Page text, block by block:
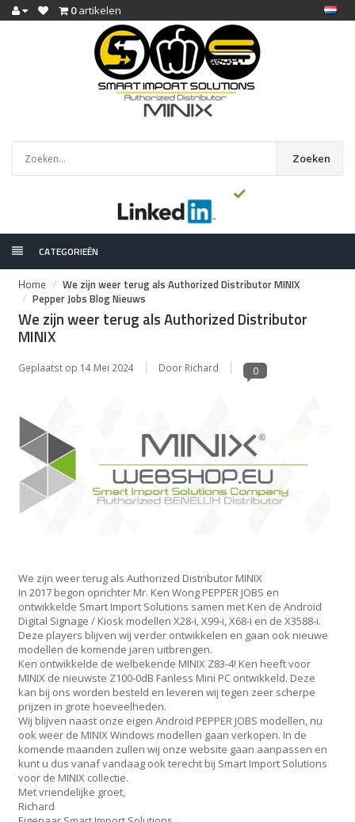
0artikelen
Zoeken
CATEGORIEËN
Home
We zijn weer terug als Authorized Distributor MINIX
Pepper Jobs Blog Nieuws
We zijn weer terug als Authorized Distributor
MINIX
Geplaatst op 14 Mei 2024 Door Richard 0
We zijn weer terug als Authorized Distributor MINIX
In 2017 begon oprichter Mr. Ken Wong PEPPER JOBS en
ontwikkelde Smart Import Solutions samen met Ken de Android
Digital Signage / Kiosk modellen X28-i, X99-i, X68-i en de X3588-i.
Deze players blijven wij verder ontwikkelen en gaan ook nieuwe
modellen de komende jaren uitbrengen.
Ken ontwikkelde de welbekende MINIX Z83-4! Ken heeft voor
MINIX de nieuwste Z100-0dB Fanless Mini PC ontwikkeld. Deze
kan bij ons worden besteld en leveren wij tegen zeer scherpe
prijzen in grote hoeveelheden.
Wij blijven naast onze eigen Android PEPPER JOBS modellen, nu
ook weer de MINIX Windows modellen gaan verkopen. In de
komende maanden zullen wij onze website gaan aanpassen en
kunt u dus vanaf vandaag ook terecht bij Smart Import Solutions
voor de MINIX collectie.
Met vriendelijke groet,
Richard